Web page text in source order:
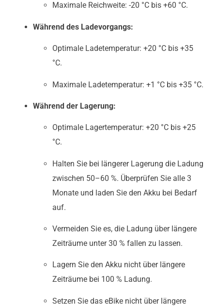
Maximale Reichweite: -20 °C bis +60 °C.
Während des Ladevorgangs:
Optimale Ladetemperatur: +20 °C bis +35
°C.
Maximale Ladetemperatur: +1 °C bis +35 °C.
Während der Lagerung:
Optimale Lagertemperatur: +20 °C bis +25
°C.
Halten Sie bei längerer Lagerung die Ladung
zwischen 50–60 %. Überprüfen Sie alle 3
Monate und laden Sie den Akku bei Bedarf
auf.
Vermeiden Sie es, die Ladung über längere
Zeiträume unter 30 % fallen zu lassen.
Lagern Sie den Akku nicht über längere
Zeiträume bei 100 % Ladung.
Setzen Sie das eBike nicht über längere